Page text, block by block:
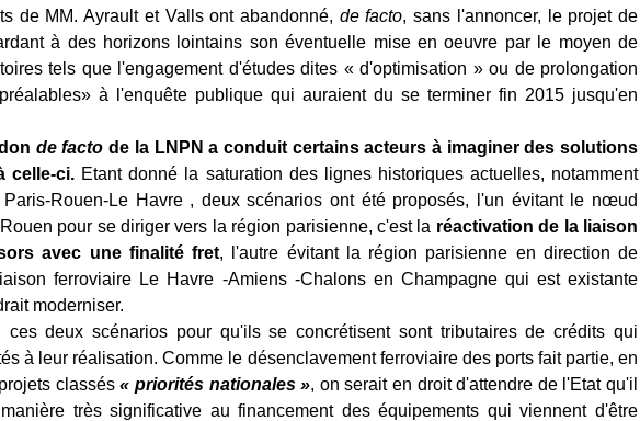
de MM. Ayrault et Valls ont abandonné, de facto, sans l'annoncer, le projet de
à des horizons lointains son éventuelle mise en oeuvre par le moyen de
tels que l'engagement d'études dites « d'optimisation » ou de prolongation
à l'enquête publique qui auraient du se terminer fin 2015 jusqu'en
de facto de la LNPN a conduit certains acteurs à imaginer des solutions
celle-ci. Etant donné la saturation des lignes historiques actuelles, notamment
Rouen-Le Havre , deux scénarios ont été proposés, l'un évitant le nœud
pour se diriger vers la région parisienne, c'est la réactivation de la liaison
avec une finalité fret, l'autre évitant la région parisienne en direction de
ferroviaire Le Havre -Amiens -Chalons en Champagne qui est existante
moderniser.
ces deux scénarios pour qu'ils se concrétisent sont tributaires de crédits qui
à leur réalisation. Comme le désenclavement ferroviaire des ports fait partie, en
classés« priorités nationales », on serait en droit d'attendre de l'Etat qu'il
très significative au financement des équipements qui viennent d'être